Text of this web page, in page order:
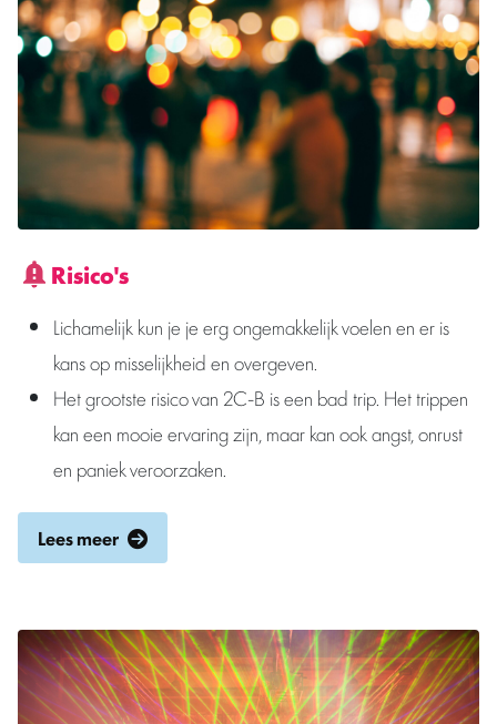
Risico's
Lichamelijk kun je je erg ongemakkelijk voelen en er is
kans op misselijkheid en overgeven.
Het grootste risico van 2C-B is een bad trip. Het trippen
kan een mooie ervaring zijn, maar kan ook angst, onrust
en paniek veroorzaken.
Lees meer